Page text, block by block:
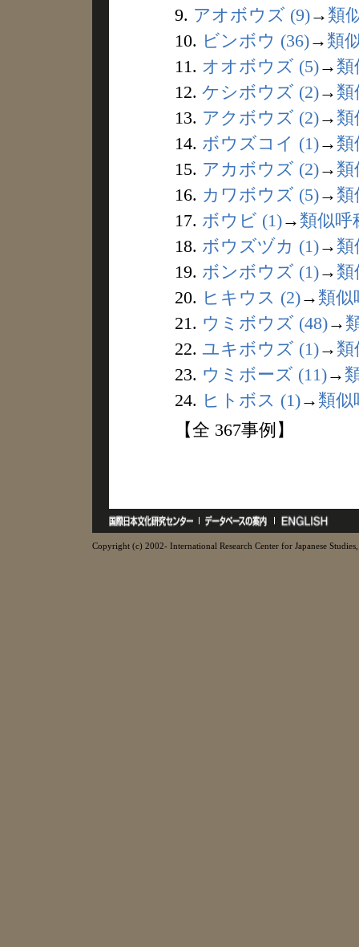
9. アオボウズ (9)→ 類
10. ビンボウ (36)→ 類
11. オオボウズ (5)→ 類
12. ケシボウズ (2)→ 類
13. アクボウズ (2)→ 類
14. ボウズコイ (1)→ 類
15. アカボウズ (2)→ 類
16. カワボウズ (5)→ 類
17. ボウビ (1)→ 類似呼
18. ボウズヅカ (1)→ 類
19. ボンボウズ (1)→ 類
20. ヒキウス (2)→ 類似
21. ウミボウズ (48)→
22. ユキボウズ (1)→ 類
23. ウミボーズ (11)→
24. ヒトボス (1)→ 類似
【全 367事例】
Copyright (c) 2002- International Research Center for Japanese